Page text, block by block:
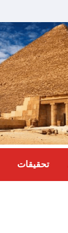
تحقيقات